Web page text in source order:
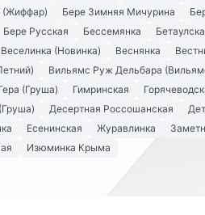
(Жиффар) Бере Зимняя Мичурина
Бере Русская Бессемянка
Веселинка (Новинка) Веснянка
Вильямс Руж Дельбара
(Груша) Гимринская
Десертная Россошанская
Есенинская Журавлинка
Изюминка Крыма